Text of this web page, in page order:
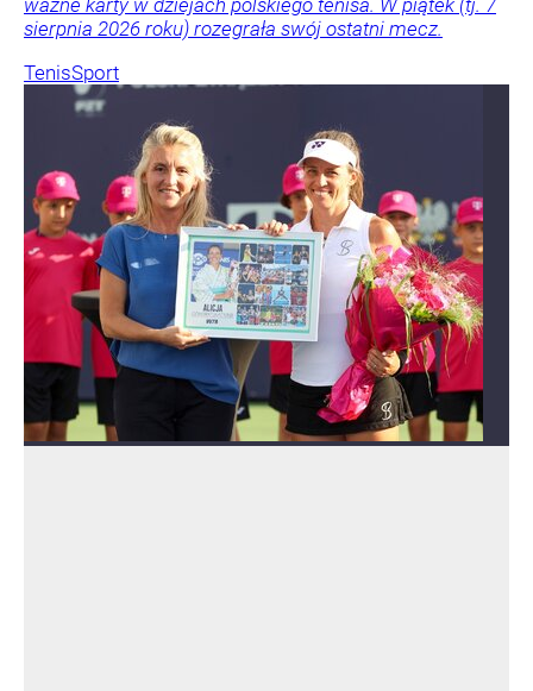
sierpnia 2026 roku) rozegrała swój ostatni mecz.
TenisSport